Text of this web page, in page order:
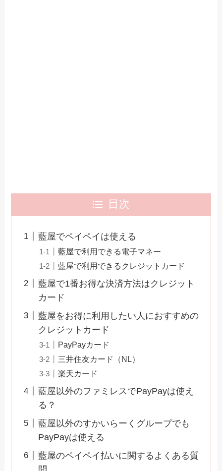
目次
藍屋でペイペイは使える
藍屋で利用できる電子マネー
藍屋で利用できるクレジットカード
藍屋で1番お得な決済方法はクレジット
カード
藍屋をお得に利用したい人におすすめの
クレジットカード
PayPayカード
三井住友カード（NL）
楽天カード
藍屋以外のファミレスでPayPayは使え
る？
藍屋以外のすかいらーくグループでも
PayPayは使える
藍屋のペイペイ払いに関するよくある質